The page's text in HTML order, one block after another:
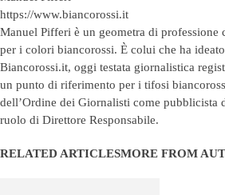
https://www.biancorossi.it
Manuel Pifferi è un geometra di professione
per i colori biancorossi. È colui che ha
Biancorossi.it, oggi testata giornalistica
un punto di riferimento per i tifosi
dell’Ordine dei Giornalisti come pubblicista
ruolo di Direttore Responsabile.
RELATED ARTICLESMORE FROM